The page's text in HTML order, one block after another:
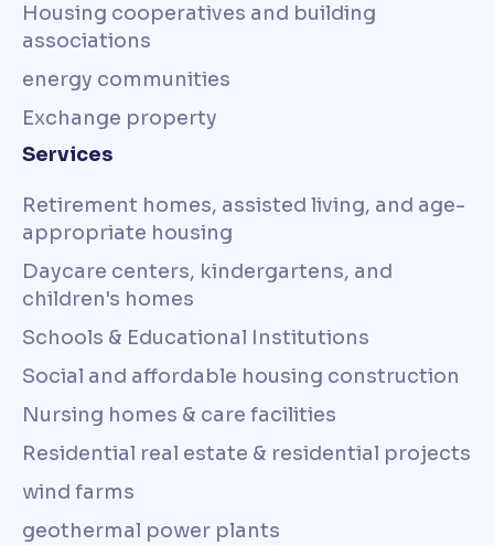
Housing cooperatives and building
associations
energy communities
Exchange property
Services
Retirement homes, assisted living, and age-
appropriate housing
Daycare centers, kindergartens, and
children's homes
Schools & Educational Institutions
Social and affordable housing construction
Nursing homes & care facilities
Residential real estate & residential projects
wind farms
geothermal power plants